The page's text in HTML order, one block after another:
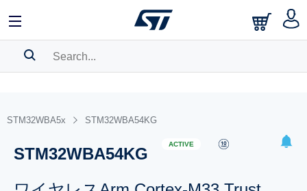
BOOKMARK
to show your saved searches.
STM32WBA5x STM32WBA54KG
STM32WBA54KG
ACTIVE